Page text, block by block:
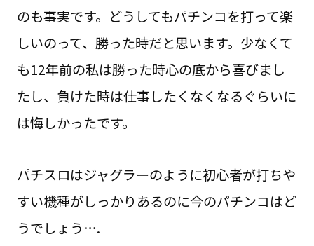
のも事実です。どうしてもパチンコを打って楽
しいのって、勝った時だと思います。少なくて
も12年前の私は勝った時心の底から喜びまし
たし、負けた時は仕事したくなくなるぐらいに
は悔しかったです。
パチスロはジャグラーのように初心者が打ちや
すい機種がしっかりあるのに今のパチンコはど
うでしょう….